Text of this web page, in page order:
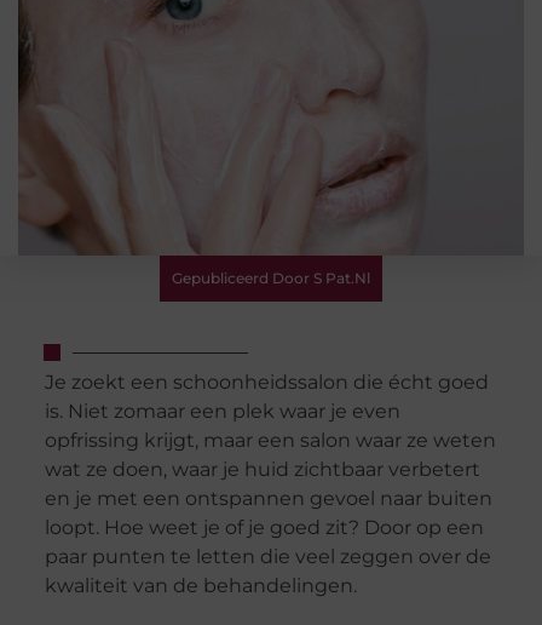
Gepubliceerd Door S Pat.nl
Je zoekt een schoonheidssalon die écht goed
is. Niet zomaar een plek waar je even
opfrissing krijgt, maar een salon waar ze weten
wat ze doen, waar je huid zichtbaar verbetert
en je met een ontspannen gevoel naar buiten
loopt. Hoe weet je of je goed zit? Door op een
paar punten te letten die veel zeggen over de
kwaliteit van de behandelingen.